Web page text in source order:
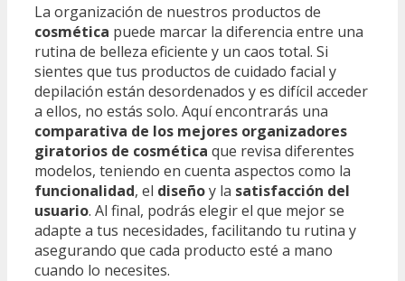
La organización de nuestros productos de
cosmética puede marcar la diferencia entre una
rutina de belleza eficiente y un caos total. Si
sientes que tus productos de cuidado facial y
depilación están desordenados y es difícil acceder
a ellos, no estás solo. Aquí encontrarás una
comparativa de los mejores organizadores
giratorios de cosmética que revisa diferentes
modelos, teniendo en cuenta aspectos como la
funcionalidad, el diseñoy la satisfacción del
usuario. Al final, podrás elegir el que mejor se
adapte a tus necesidades, facilitando tu rutina y
asegurando que cada producto esté a mano
cuando lo necesites.